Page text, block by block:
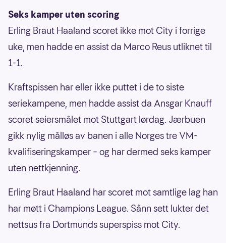
Seks kamper uten scoring
Erling Braut Haaland scoret ikke mot City i forrige
uke, men hadde en assist da Marco Reus utliknet til
1-1.
Kraftspissen har eller ikke puttet i de to siste
seriekampene, men hadde assist da Ansgar Knauff
scoret seiersmålet mot Stuttgart lørdag. Jærbuen
gikk nylig målløs av banen i alle Norges tre VM-
kvalifiseringskamper – og har dermed seks kamper
uten nettkjenning.
Erling Braut Haaland har scoret mot samtlige lag han
har møtt i Champions League. Sånn sett lukter det
nettsus fra Dortmunds superspiss mot City.